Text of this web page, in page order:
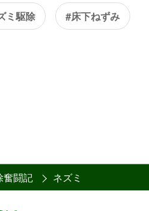
ミ駆除 #床下ねずみ
奮闘記 ネズミ